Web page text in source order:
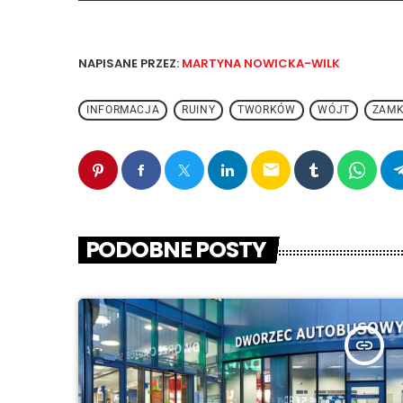
NAPISANE PRZEZ: MARTYNA NOWICKA-WILK
INFORMACJA RUINY TWORKÓW WÓJT
email
PODOBNE POSTY
insert_link